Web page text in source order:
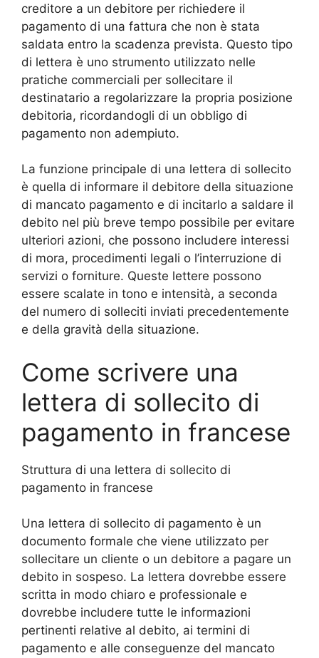
creditore a un debitore per richiedere il
pagamento di una fattura che non è stata
saldata entro la scadenza prevista. Questo tipo
di lettera è uno strumento utilizzato nelle
pratiche commerciali per sollecitare il
destinatario a regolarizzare la propria posizione
debitoria, ricordandogli di un obbligo di
pagamento non adempiuto.
La funzione principale di una lettera di sollecito
è quella di informare il debitore della situazione
di mancato pagamento e di incitarlo a saldare il
debito nel più breve tempo possibile per evitare
ulteriori azioni, che possono includere interessi
di mora, procedimenti legali o l’interruzione di
servizi o forniture. Queste lettere possono
essere scalate in tono e intensità, a seconda
del numero di solleciti inviati precedentemente
e della gravità della situazione.
Come scrivere una
lettera di sollecito di
pagamento in francese
Struttura di una lettera di sollecito di
pagamento in francese
Una lettera di sollecito di pagamento è un
documento formale che viene utilizzato per
sollecitare un cliente o un debitore a pagare un
debito in sospeso. La lettera dovrebbe essere
scritta in modo chiaro e professionale e
dovrebbe includere tutte le informazioni
pertinenti relative al debito, ai termini di
pagamento e alle conseguenze del mancato